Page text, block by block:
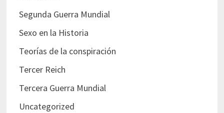
Segunda Guerra Mundial
Sexo en la Historia
Teorías de la conspiración
Tercer Reich
Tercera Guerra Mundial
Uncategorized